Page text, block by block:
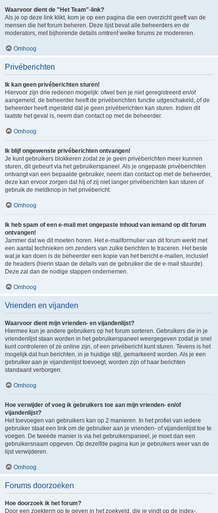
Waarvoor dient de "Het Team"-link?
Als je op deze link klikt, kom je op een pagina die een overzicht geeft van de
mensen die het forum beheren. Deze lijst bevat alle beheerders en de
moderators, met bijhorende details omtrent welke forums ze modereren.
Omhoog
Privéberichten
Ik kan geen privéberichten sturen!
Hiervoor zijn drie redenen mogelijk: ofwel ben je niet geregistreerd en/of
aangemeld, de beheerder heeft de privéberichten functie uitgeschakeld, of de
beheerder heeft ingesteld dat je geen privéberichten kan sturen. Indien dit
laatste het geval is, neem dan contact op met de beheerder.
Omhoog
Ik blijf ongewenste privéberichten ontvangen!
Je kunt gebruikers blokkeren zodat ze je geen privéberichten meer kunnen
sturen, dit gebeurt via het gebruikerspaneel. Als je ongepaste privéberichten
ontvangt van een bepaalde gebruiker, neem dan contact op met de beheerder,
deze kan ervoor zorgen dat hij of zij niet langer privéberichten kan sturen of
gebruik de meldknop in het privébericht.
Omhoog
Ik heb spam of een e-mail met ongepaste inhoud van iemand op dit forum
ontvangen!
Jammer dat we dit moeten horen. Het e-mailformulier van dit forum werkt met
een aantal technieken om zenders van zulke berichten te traceren. Het beste
wat je kan doen is de beheerder een kopie van het bericht e-mailen, inclusief
de headers (hierin staan de details van de gebruiker die de e-mail stuurde).
Deze zal dan de nodige stappen ondernemen.
Omhoog
Vrienden en vijanden
Waarvoor dient mijn vrienden- en vijandenlijst?
Hiermee kun je andere gebruikers op het forum sorteren. Gebruikers die in je
vriendenlijst staan worden in het gebruikerspaneel weergegeven zodat je snel
kunt controleren of ze online zijn, of een privébericht kunt sturen. Tevens is het
mogelijk dat hun berichten, in je huidige stijl, gemarkeerd worden. Als je een
gebruiker aan je vijandenlijst toevoegt, worden zijn of haar berichten
standaard verborgen.
Omhoog
Hoe verwijder of voeg ik gebruikers toe aan mijn vrienden- en/of
vijandenlijst?
Het toevoegen van gebruikers kan op 2 manieren. In het profiel van iedere
gebruiker staat een link om de gebruiker aan je vrienden- of vijandenlijst toe te
voegen. De tweede manier is via het gebruikerspaneel, je moet dan een
gebruikersnaam opgeven. Op dezelfde pagina kun je gebruikers weer van de
lijst verwijderen.
Omhoog
Forums doorzoeken
Hoe doorzoek ik het forum?
Door een zoekterm op te geven in het zoekveld, die je vindt op de index-,